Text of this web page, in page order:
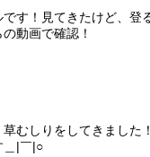
す！見てきたけど、登
動画で確認！
むしりをしてきました
＿|￣|○